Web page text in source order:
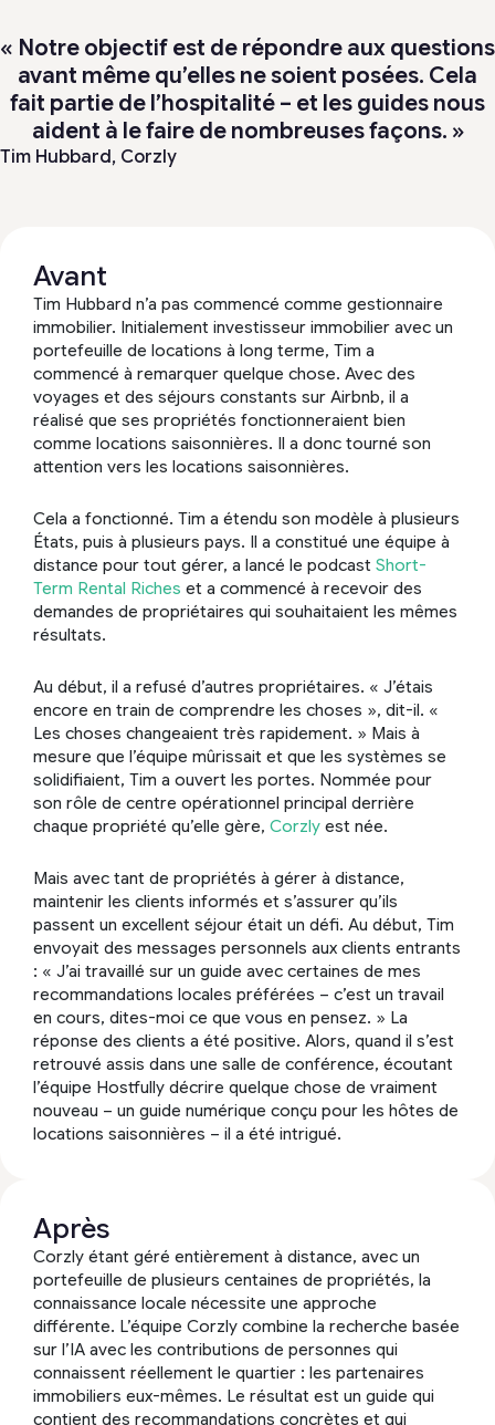
« Notre objectif est de répondre aux questions
avant même qu’elles ne soient posées. Cela
fait partie de l’hospitalité – et les guides nous
aident à le faire de nombreuses façons. »
Tim Hubbard, Corzly
Avant
Tim Hubbard n’a pas commencé comme gestionnaire
immobilier. Initialement investisseur immobilier avec un
portefeuille de locations à long terme, Tim a
commencé à remarquer quelque chose. Avec des
voyages et des séjours constants sur Airbnb, il a
réalisé que ses propriétés fonctionneraient bien
comme locations saisonnières. Il a donc tourné son
attention vers les locations saisonnières.
Cela a fonctionné. Tim a étendu son modèle à plusieurs
États, puis à plusieurs pays. Il a constitué une équipe à
distance pour tout gérer, a lancé le podcast Short-
Term Rental Riches et a commencé à recevoir des
demandes de propriétaires qui souhaitaient les mêmes
résultats.
Au début, il a refusé d’autres propriétaires. « J’étais
encore en train de comprendre les choses », dit-il. «
Les choses changeaient très rapidement. » Mais à
mesure que l’équipe mûrissait et que les systèmes se
solidifiaient, Tim a ouvert les portes. Nommée pour
son rôle de centre opérationnel principal derrière
chaque propriété qu’elle gère, Corzly est née.
Mais avec tant de propriétés à gérer à distance,
maintenir les clients informés et s’assurer qu’ils
passent un excellent séjour était un défi. Au début, Tim
envoyait des messages personnels aux clients entrants
: « J’ai travaillé sur un guide avec certaines de mes
recommandations locales préférées – c’est un travail
en cours, dites-moi ce que vous en pensez. » La
réponse des clients a été positive. Alors, quand il s’est
retrouvé assis dans une salle de conférence, écoutant
l’équipe Hostfully décrire quelque chose de vraiment
nouveau – un guide numérique conçu pour les hôtes de
locations saisonnières – il a été intrigué.
Après
Corzly étant géré entièrement à distance, avec un
portefeuille de plusieurs centaines de propriétés, la
connaissance locale nécessite une approche
différente. L’équipe Corzly combine la recherche basée
sur l’IA avec les contributions de personnes qui
connaissent réellement le quartier : les partenaires
immobiliers eux-mêmes. Le résultat est un guide qui
contient des recommandations concrètes et qui